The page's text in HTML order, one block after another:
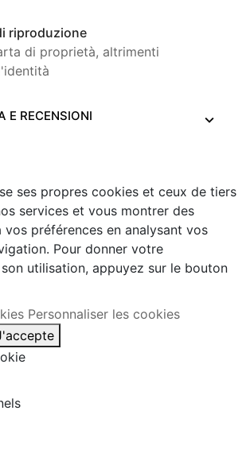
riproduzione
di proprietà, altrimenti
E RECENSIONI
ses propres cookies et ceux de tiers
services et vous montrer des
vos préférences en analysant vos
Pour donner votre
utilisation, appuyez sur le bouton
Personnaliser les cookies